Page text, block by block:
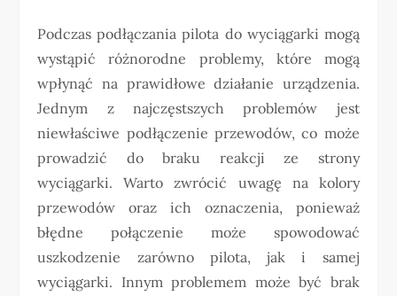
Podczas podłączania pilota do wyciągarki mogą
wystąpić różnorodne problemy, które mogą
wpłynąć na prawidłowe działanie urządzenia.
Jednym z najczęstszych problemów jest
niewłaściwe podłączenie przewodów, co może
prowadzić do braku reakcji ze strony
wyciągarki. Warto zwrócić uwagę na kolory
przewodów oraz ich oznaczenia, ponieważ
błędne połączenie może spowodować
uszkodzenie zarówno pilota, jak i samej
wyciągarki. Innym problemem może być brak